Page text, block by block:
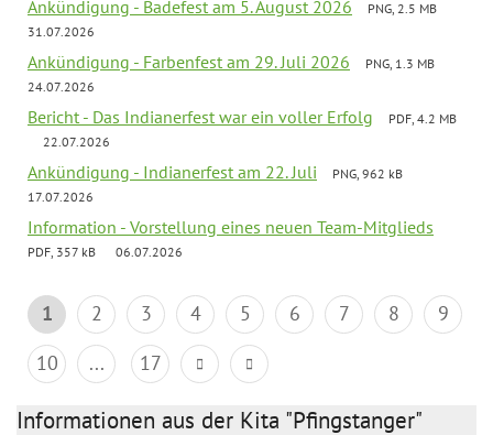
Ankündigung - Badefest am 5. August 2026
PNG, 2.5 MB
31.07.2026
Ankündigung - Farbenfest am 29. Juli 2026
PNG, 1.3 MB
24.07.2026
Bericht - Das Indianerfest war ein voller Erfolg
PDF, 4.2 MB
22.07.2026
Ankündigung - Indianerfest am 22. Juli
PNG, 962 kB
17.07.2026
Information - Vorstellung eines neuen Team-Mitglieds
PDF, 357 kB 06.07.2026
1 2 3 4 5 6 7 8
9
10
... 17
Informationen aus der Kita "Pfingstanger"